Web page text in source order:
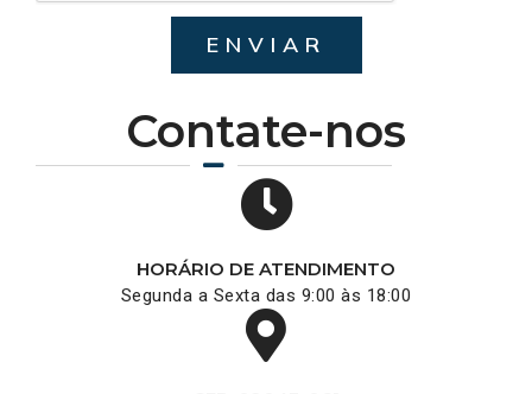
Contate-nos
HORÁRIO DE ATENDIMENTO
Segunda a Sexta das 9:00 às 18:00
ENVIAR